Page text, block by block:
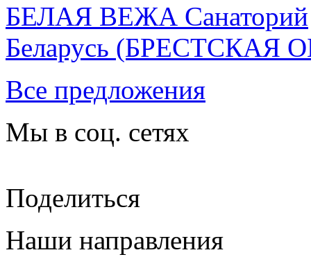
БЕЛАЯ ВЕЖА Санаторий
Беларусь (БРЕСТСКАЯ
Все предложения
Мы в соц. сетях
Поделиться
Наши направления